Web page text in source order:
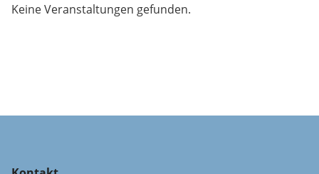
Keine Veranstaltungen gefunden.